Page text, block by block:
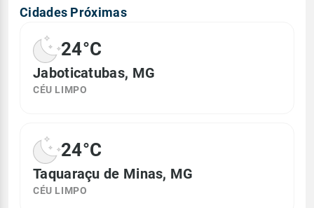
Cidades Próximas
24°C
Jaboticatubas, MG
CÉU LIMPO
24°C
Taquaraçu de Minas, MG
CÉU LIMPO